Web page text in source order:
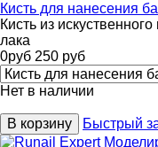
Кисть для нанесения
Кисть из
лака
0руб 250 руб
Нет в наличии
В корзину Быстрый